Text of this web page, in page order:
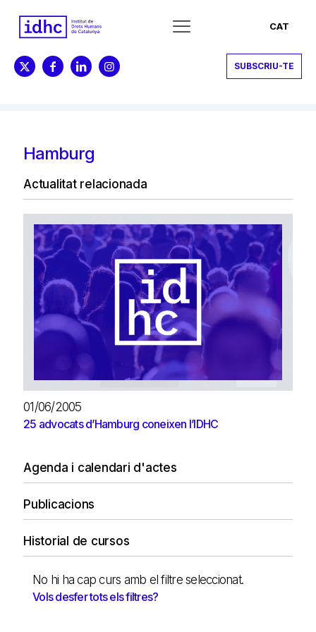
CAT
SUBSCRIU-TE
Hamburg
Actualitat relacionada
01/06/2005
25 advocats d’Hamburg coneixen l’IDHC
Agenda i calendari d'actes
Publicacions
Historial de cursos
No hi ha cap curs amb el filtre seleccionat.
Vols desfer tots els filtres?